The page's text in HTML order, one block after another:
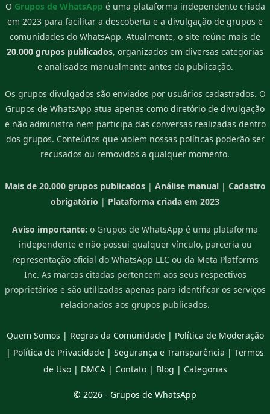
O Grupos de WhatsApp é uma plataforma independente criada
em 2023 para facilitar a descoberta e a divulgação de grupos e
comunidades do WhatsApp. Atualmente, o site reúne mais de
20.000 grupos publicados, organizados em diversas categorias
e analisados manualmente antes da publicação.
Os grupos divulgados são enviados por usuários cadastrados. O
Grupos de WhatsApp atua apenas como diretório de divulgação
e não administra nem participa das conversas realizadas dentro
dos grupos. Conteúdos que violem nossas políticas poderão ser
recusados ou removidos a qualquer momento.
Mais de 20.000 grupos publicados| Análise manual| Cadastro
obrigatório | Plataforma criada em 2023
Aviso importante: o Grupos de WhatsApp é uma plataforma
independente e não possui qualquer vínculo, parceria ou
representação oficial do WhatsApp LLC ou da Meta Platforms
Inc. As marcas citadas pertencem aos seus respectivos
proprietários e são utilizadas apenas para identificar os serviços
relacionados aos grupos publicados.
Quem Somos | Regras da Comunidade| Política de Moderação
| Política de Privacidade | Segurança e Transparência | Termos
de Uso| DMCA| Contato| Blog | Categorias
© 2026 - Grupos de WhatsApp